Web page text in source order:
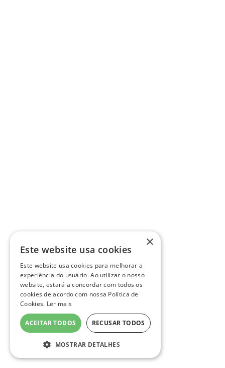
×
Este website usa cookies
Este website usa cookies para melhorar a
experiência do usuário. Ao utilizar o nosso
website, estará a concordar com todos os
cookies de acordo com nossa Política de
Cookies. Ler mais
ACEITAR TODOS RECUSAR TODOS
MOSTRAR DETALHES